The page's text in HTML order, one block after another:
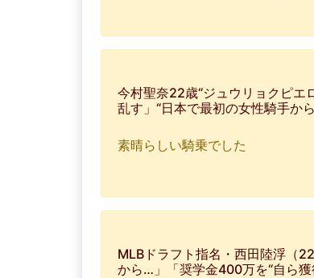
今村聖奈22歳“ジュウリョクピエ
乱す」“日本で最初の女性騎手か
素晴らしい騎乗でした
MLBドラフト指名・西田陸浮（
から…」「奨学金400万を“自ら獲